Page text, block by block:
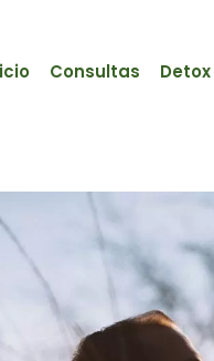
Consultas Detox